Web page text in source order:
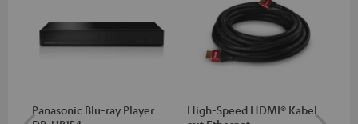
Panasonic Blu-ray Player
High-Speed HDMI® Kabel